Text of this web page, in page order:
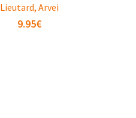
Lieutard, Arvei
9.95€